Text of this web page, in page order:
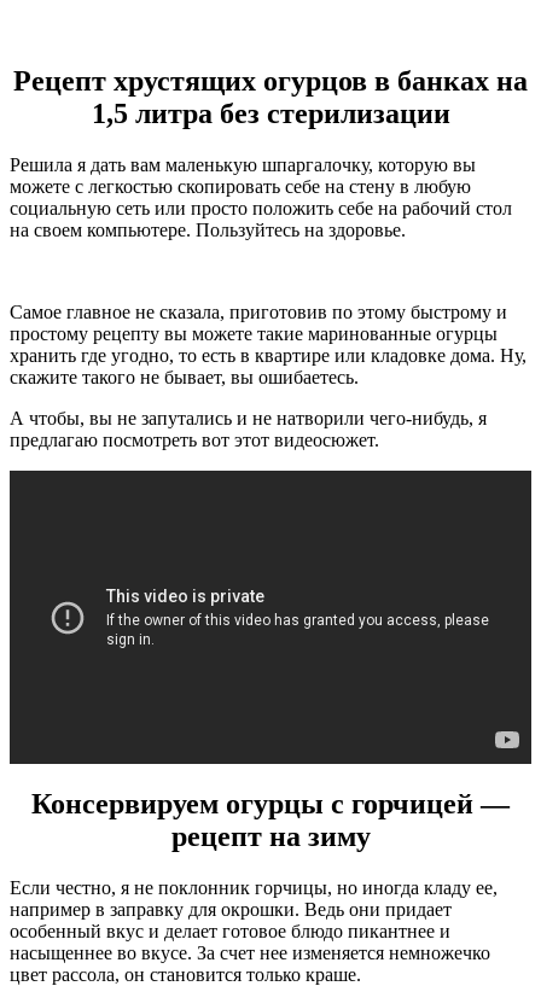
Рецепт хрустящих огурцов в банках на
1,5 литра без стерилизации
Решила я дать вам маленькую шпаргалочку, которую вы
можете с легкостью скопировать себе на стену в любую
социальную сеть или просто положить себе на рабочий стол
на своем компьютере. Пользуйтесь на здоровье.
Самое главное не сказала, приготовив по этому быстрому и
простому рецепту вы можете такие маринованные огурцы
хранить где угодно, то есть в квартире или кладовке дома. Ну,
скажите такого не бывает, вы ошибаетесь.
А чтобы, вы не запутались и не натворили чего-нибудь, я
предлагаю посмотреть вот этот видеосюжет.
Консервируем огурцы с горчицей —
рецепт на зиму
Если честно, я не поклонник горчицы, но иногда кладу ее,
например в заправку для окрошки. Ведь они придает
особенный вкус и делает готовое блюдо пикантнее и
насыщеннее во вкусе. За счет нее изменяется немножечко
цвет рассола, он становится только краше.